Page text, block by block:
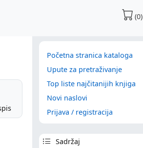
(0)
Početna stranica kataloga
Upute za pretraživanje
Top liste najčitanijih knjiga
Novi naslovi
Prijava / registracija
Sadržaj